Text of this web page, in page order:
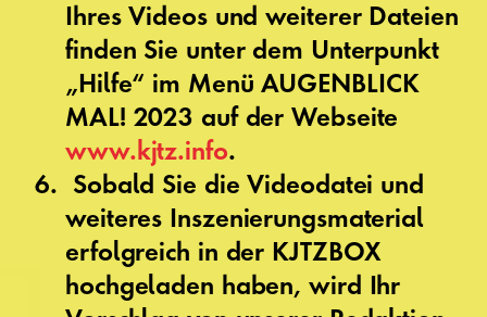
Ihres Videos und weiterer Dateien
finden Sie unter dem Unterpunkt
„Hilfe“ im Menü AUGENBLICK
MAL! 2023 auf der Webseite
www.kjtz.info.
Sobald Sie die Videodatei und
weiteres Inszenierungsmaterial
erfolgreich in der KJTZBOX
hochgeladen haben, wird Ihr